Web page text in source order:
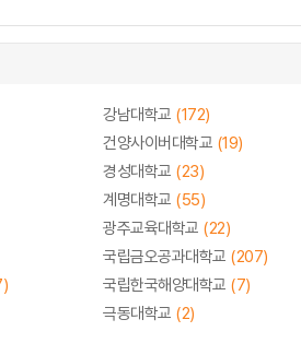
강남대학교 (172)
건양사이버대학교 (19)
경성대학교 (23)
계명대학교 (55)
광주교육대학교 (22)
국립금오공과대학교 (207)
국립한국해양대학교 (7)
극동대학교 (2)